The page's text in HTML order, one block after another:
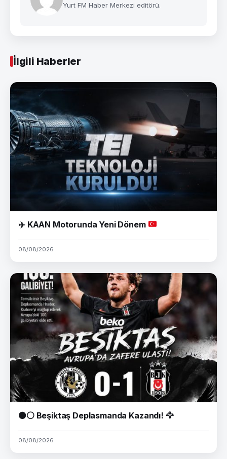
Yurt FM Haber Merkezi editörü.
İlgili Haberler
✈️KAAN Motorunda Yeni Dönem
08/08/2026
⚫⚪ Beşiktaş Deplasmanda Kazandı! 🦅
08/08/2026